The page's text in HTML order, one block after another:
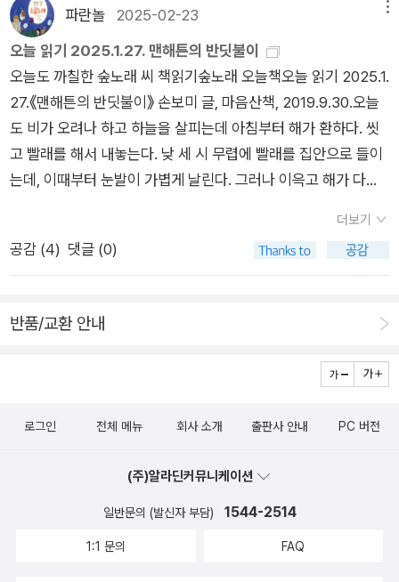
파란놀 2025-02-23
오늘 읽기 2025.1.27. 맨해튼의 반딧불이
오늘도 까칠한 숲노래 씨 책읽기숲노래 오늘책오늘 읽기 2025.1.
27.《맨해튼의 반딧불이》 손보미 글, 마음산책, 2019.9.30.오늘
도 비가 오려나 하고 하늘을 살피는데 아침부터 해가 환하다. 씻
고 빨래를 해서 내놓는다. 낮 세 시 무렵에 빨래를 집안으로 들이
는데, 이때부터 눈발이 가볍게 날린다. 그러나 이윽고 해가 다시
새 모처럼 눈이 쌓이는 고흥일 수 있겠다. 《맨해튼의 반딧불이》
를 읽으면서 고개를 갸웃했다. ‘이름있는 젊은글꾼’이라고 하는
도 되니, 발을 이 땅에 디디고서 손수 살림을 짓는 나날을 이야기
로 풀어내는 책을 낼 노릇이라고 본다. ‘미드·영드·일드’를 보건
말건 대수롭지 않은데, 삶과 틀(연속극·드라마)은 다르다. 틀(연
이라고 느낀다. 그렇다면 삶을 글로 어떻게 담는가? 스스로 살림
거나 덧입히거나 숨기지 않으면 된다. 스스로 안 하는 삶이 아닌,
스스로 맞아들이고서 살아가는 발걸음과 손길과 몸짓을 그대로
적으면 된다. “그대로 적은 글”이 이러하다면, 서울살이란 틀에
더보기
공감 (4) 댓글 (0)
반품/교환 안내
로그인 전체 메뉴 회사 소개 출판사 안내 PC 버전
(주)알라딘커뮤니케이션
일반문의 (발신자 부담) 1544-2514
1:1 문의 FAQ